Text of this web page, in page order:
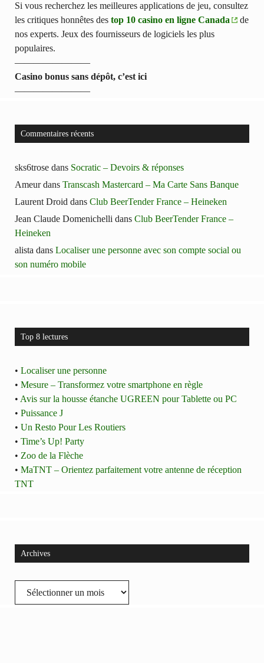
Si vous recherchez les meilleures applications de jeu, consultez
les critiques honnêtes des top 10 casino en ligne Canada
de
nos experts. Jeux des fournisseurs de logiciels les plus
populaires.
————————
Casino bonus sans dépôt, c’est ici
————————
Commentaires récents
sks6trose dans Socratic – Devoirs & réponses
Ameurdans Transcash Mastercard – Ma Carte Sans Banque
Laurent Droid dans Club BeerTender France – Heineken
Jean Claude Domenichelli dans Club BeerTender France –
Heineken
alista dans Localiser une personne avec son compte social ou
son numéro mobile
Top 8 lectures
• Localiser une personne
• Mesure – Transformez votre smartphone en règle
• Avis sur la housse étanche UGREEN pour Tablette ou PC
• Puissance J
• Un Resto Pour Les Routiers
• Time’s Up! Party
• Zoo de la Flèche
• MaTNT – Orientez parfaitement votre antenne de réception
TNT
Archives
Archives